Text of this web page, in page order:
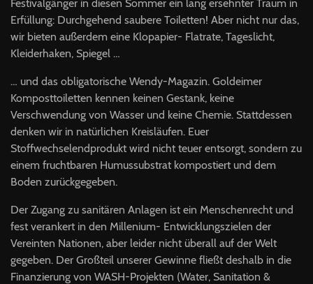
Festivalgänger in diesen Sommer ein lang ersehnter Traum in
Erfüllung: Durchgehend saubere Toiletten! Aber nicht nur das,
wir bieten außerdem eine Klopapier- Flatrate, Tageslicht,
Kleiderhaken, Spiegel …
… und das obligatorische Wendy-Magazin. Goldeimer
Komposttoiletten kennen keinen Gestank, keine
Verschwendung von Wasser und keine Chemie. Stattdessen
denken wir in natürlichen Kreisläufen. Euer
Stoffwechselendprodukt wird nicht teuer entsorgt, sondern zu
einem fruchtbaren Humussubstrat kompostiert und dem
Boden zurückgegeben.
Der Zugang zu sanitären Anlagen ist ein Menschenrecht und
fest verankert in den Millenium- Entwicklungszielen der
Vereinten Nationen, aber leider nicht überall auf der Welt
gegeben. Der Großteil unserer Gewinne fließt deshalb in die
Finanzierung von WASH-Projekten (Water, Sanitation &